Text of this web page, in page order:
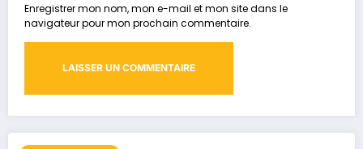
Enregistrer mon nom, mon e-mail et mon site dans le
navigateur pour mon prochain commentaire.